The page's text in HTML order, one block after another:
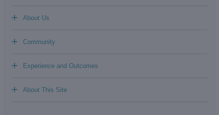
About Us
+
Community
+
Experience and Outcomes
+
About This Site
+